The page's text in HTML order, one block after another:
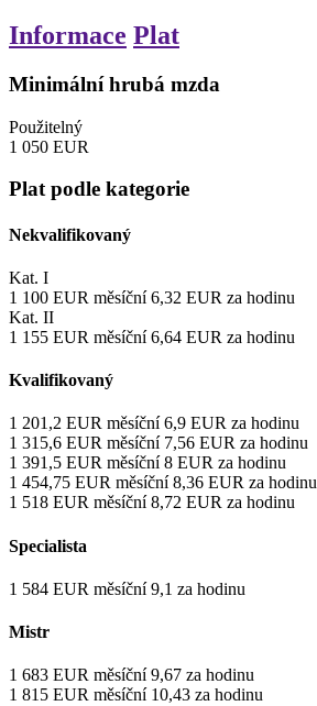
Informace Plat
Minimální hrubá mzda
Použitelný
1 050 EUR
Plat podle kategorie
Nekvalifikovaný
Kat. I
1 100 EUR měsíční6,32 EUR za hodinu
Kat. II
1 155 EUR měsíční6,64 EUR za hodinu
Kvalifikovaný
1 201,2 EUR měsíční6,9 EUR za hodinu
1 315,6 EUR měsíční 7,56 EUR za hodinu
1 391,5 EUR měsíční8 EUR za hodinu
1 454,75 EUR měsíční8,36 EUR za hodinu
1 518 EUR měsíční8,72 EUR za hodinu
Specialista
1 584 EUR měsíční9,1 za hodinu
Mistr
1 683 EUR měsíční9,67 za hodinu
1 815 EUR měsíční 10,43 za hodinu